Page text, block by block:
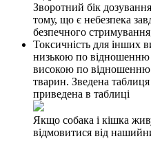
Зворотний бік
тому, що є небезпека
безпечного
Токсичність для інших
низькою по відношенню
високою по відношенню
тварин. Зведена
приведена в таблиці
Якщо собака і кішка
відмовитися від